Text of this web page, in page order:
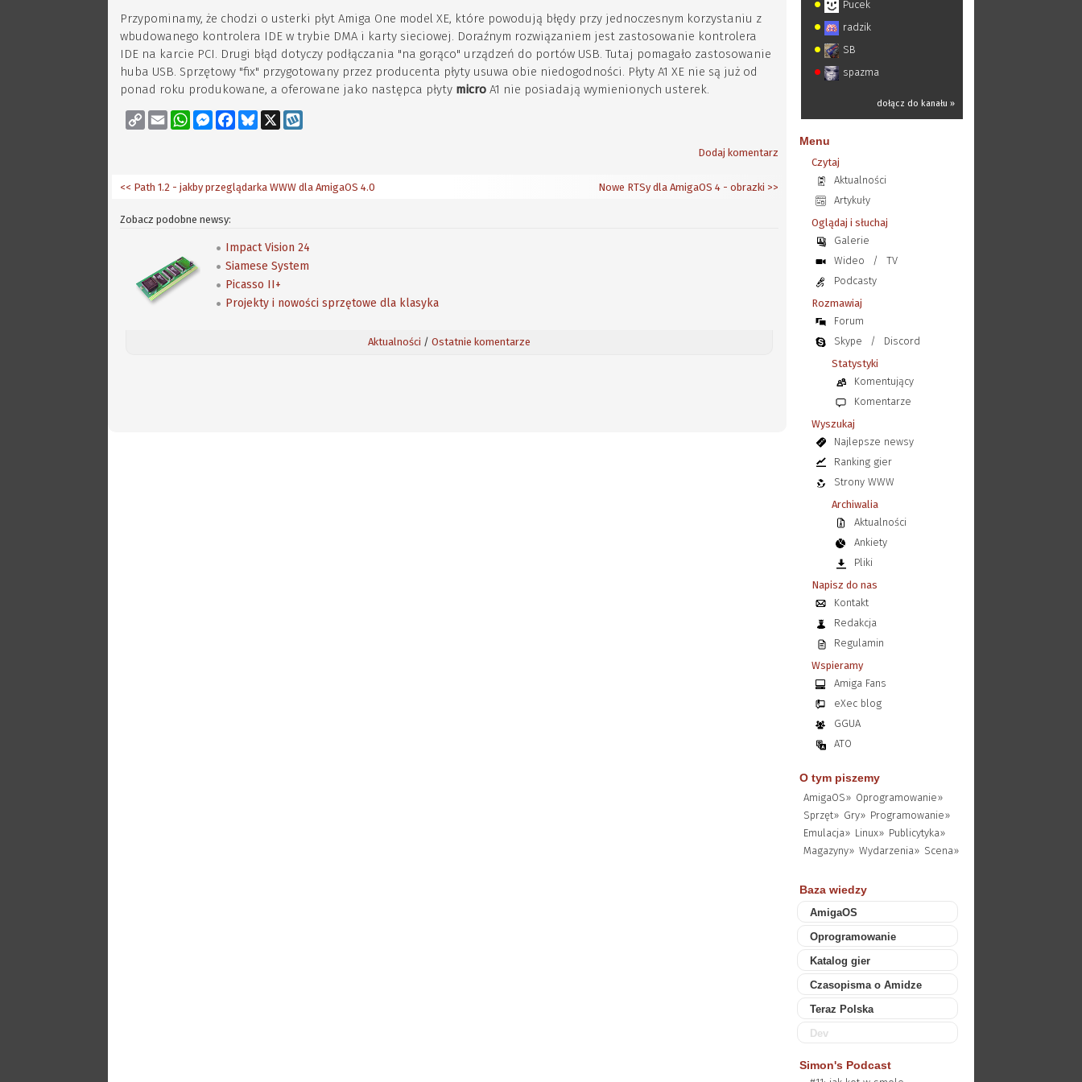
Przypominamy, że chodzi o usterki płyt Amiga One model XE, które powodują błędy przy jednoczesnym korzystaniu z
wbudowanego kontrolera IDE w trybie DMA i karty sieciowej. Doraźnym rozwiązaniem jest zastosowanie kontrolera
IDE na karcie PCI. Drugi błąd dotyczy podłączania "na gorąco" urządzeń do portów USB. Tutaj pomagało zastosowanie
huba USB. Sprzętowy "fix" przygotowany przez producenta płyty usuwa obie niedogodności. Płyty A1 XE nie są już od
ponad roku produkowane, a oferowane jako następca płyty micro A1 nie posiadają wymienionych usterek.
Copy
Link
Email WhatsAppMessenger
FacebookBluesky
X
Dodaj komentarz
Nowe RTSy dla AmigaOS 4 - obrazki >>
<< Path 1.2 - jakby przeglądarka WWW dla AmigaOS 4.0
Zobacz podobne newsy:
Impact Vision 24
Siamese System
Picasso II+
Projekty i nowości sprzętowe dla klasyka
Aktualności / Ostatnie komentarze
Pucek
radzik
SB
spazma
dołącz do kanału »
Menu
Czytaj
Aktualności
Artykuły
Oglądaj i słuchaj
Galerie
Wideo
/
TV
Podcasty
Rozmawiaj
Forum
Skype
/
Discord
Statystyki
Komentujący
Komentarze
Wyszukaj
Najlepsze newsy
Ranking gier
Strony WWW
Archiwalia
Aktualności
Ankiety
Pliki
Napisz do nas
Kontakt
Redakcja
Regulamin
Wspieramy
Amiga Fans
eXec blog
GGUA
ATO
O tym piszemy
AmigaOS» Oprogramowanie»
Sprzęt» Gry» Programowanie»
Emulacja» Linux» Publicytyka»
Magazyny» Wydarzenia» Scena»
Baza wiedzy
AmigaOS
Oprogramowanie
Katalog gier
Czasopisma o Amidze
Teraz Polska
Dev
Simon's Podcast